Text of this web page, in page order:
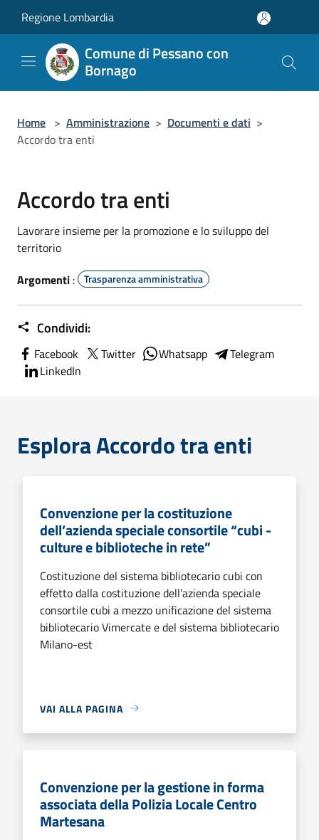
Regione Lombardia
Comune di Pessano con
Bornago
Home > Amministrazione > Documenti e dati >
Accordo tra enti
Accordo tra enti
Lavorare insieme per la promozione e lo sviluppo del
territorio
Argomenti : Trasparenza amministrativa
Condividi:
Facebook Twitter Whatsapp
Telegram
LinkedIn
Esplora Accordo tra enti
Convenzione per la costituzione
dell’azienda speciale consortile “cubi -
culture e biblioteche in rete”
Costituzione del sistema bibliotecario cubi con
effetto dalla costituzione dell'azienda speciale
consortile cubi a mezzo unificazione del sistema
bibliotecario Vimercate e del sistema bibliotecario
Milano-est
VAI ALLA PAGINA
Convenzione per la gestione in forma
associata della Polizia Locale Centro
Martesana